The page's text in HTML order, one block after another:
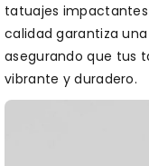
tatuajes
calidad garantiza
asegurando que tus
vibrante y duradero.